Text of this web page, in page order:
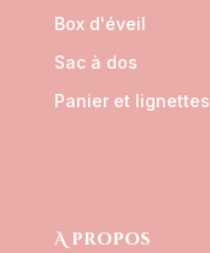
Box d'éveil
Sac à dos
Panier et lignettes
A propos